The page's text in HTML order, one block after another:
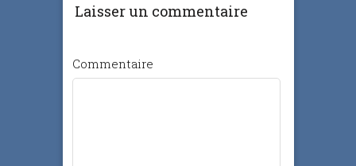
Laisser un commentaire
Commentaire